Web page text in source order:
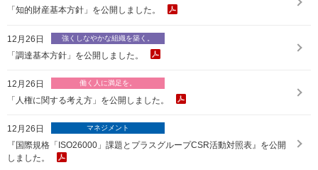
「知的財産基本方針」を公開しました。
12月26日
「調達基本方針」を公開しました。
12月26日
「人権に関する考え方」を公開しました。
12月26日
『国際規格「ISO26000」課題とプラスグループCSR活動対照表』を公開
しました。